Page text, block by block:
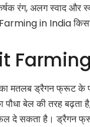
रंग, अलग स्वाद और
in India
Farming
ड्रैगन फ्रूट के
बेल की तरह बढ़ता है,
फल दे सकता है। ड्रैगन